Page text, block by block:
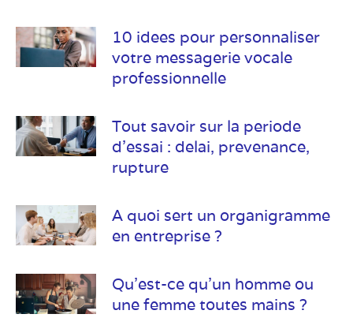
10 idees pour personnaliser
votre messagerie vocale
professionnelle
Tout savoir sur la periode
d’essai : delai, prevenance,
rupture
A quoi sert un organigramme
en entreprise ?
Qu’est-ce qu’un homme ou
une femme toutes mains ?